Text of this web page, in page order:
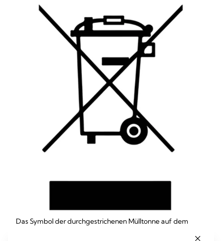
Das Symbol der durchgestrichenen Mülltonne auf dem